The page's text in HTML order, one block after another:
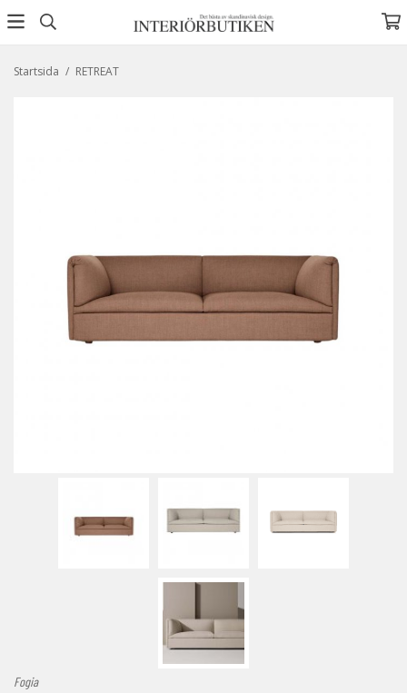
Startsida / RETREAT
Fogia